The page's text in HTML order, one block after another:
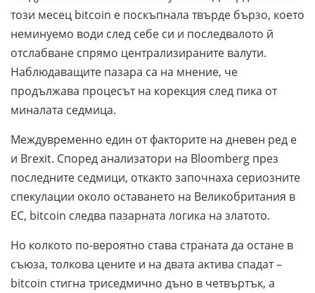
този месец bitcoin е поскъпнала твърде бързо, което
неминуемо води след себе си и последвалото й
отслабване спрямо централизираните валути.
Наблюдаващите пазара са на мнение, че
продължава процесът на корекция след пика от
миналата седмица.
Междувременно един от факторите на дневен ред е
и Brexit. Според анализатори на Bloomberg през
последните седмици, откакто започнаха сериозните
спекулации около оставането на Великобритания в
ЕС, bitcoin следва пазарната логика на златото.
Но колкото по-вероятно става страната да остане в
съюза, толкова цените и на двата актива спадат –
bitcoin стигна триседмично дъно в четвъртък, а